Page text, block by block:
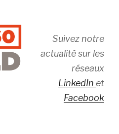
Suivez notre
actualité sur les
réseaux
LinkedIn et
Facebook